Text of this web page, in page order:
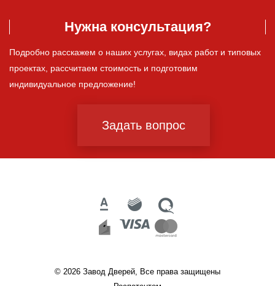
Нужна консультация?
Подробно расскажем о наших услугах, видах работ и типовых
проектах, рассчитаем стоимость и подготовим
индивидуальное предложение!
Задать вопрос
© 2026 Завод Дверей, Все права защищены